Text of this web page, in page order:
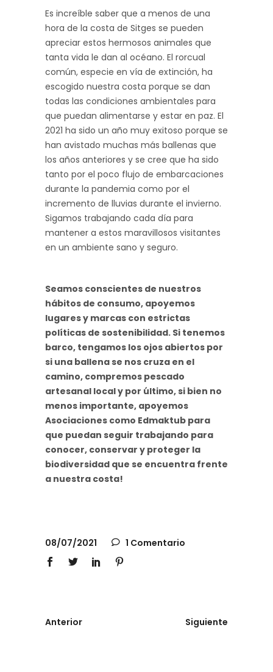
Es increíble saber que a menos de una
hora de la costa de Sitges se pueden
apreciar estos hermosos animales que
tanta vida le dan al océano. El rorcual
común, especie en vía de extinción, ha
escogido nuestra costa porque se dan
todas las condiciones ambientales para
que puedan alimentarse y estar en paz. El
2021 ha sido un año muy exitoso porque se
han avistado muchas más ballenas que
los años anteriores y se cree que ha sido
tanto por el poco flujo de embarcaciones
durante la pandemia como por el
incremento de lluvias durante el invierno.
Sigamos trabajando cada día para
mantener a estos maravillosos visitantes
en un ambiente sano y seguro.
Seamos conscientes de nuestros
hábitos de consumo, apoyemos
lugares y marcas con estrictas
políticas de sostenibilidad. Si tenemos
barco, tengamos los ojos abiertos por
si una ballena se nos cruza en el
camino, compremos pescado
artesanal local y por último, si bien no
menos importante, apoyemos
Asociaciones como Edmaktub para
que puedan seguir trabajando para
conocer, conservar y proteger la
biodiversidad que se encuentra frente
a nuestra costa!
08/07/2021 1 Comentario
Anterior Siguiente